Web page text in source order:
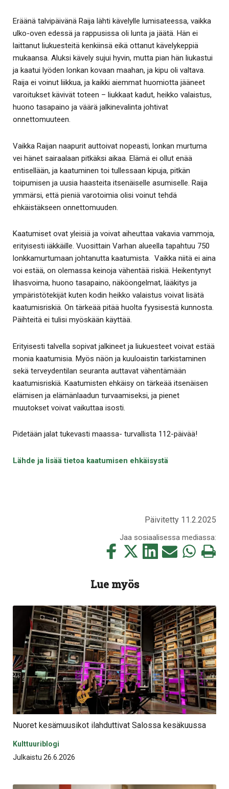
Eräänä talvipäivänä Raija lähti kävelylle lumisateessa, vaikka
ulko-oven edessä ja rappusissa oli lunta ja jäätä. Hän ei
laittanut liukuesteitä kenkiinsä eikä ottanut kävelykeppiä
mukaansa. Aluksi kävely sujui hyvin, mutta pian hän liukastui
ja kaatui lyöden lonkan kovaan maahan, ja kipu oli valtava.
Raija ei voinut liikkua, ja kaikki aiemmat huomiotta jääneet
varoitukset kävivät toteen – liukkaat kadut, heikko valaistus,
huono tasapaino ja väärä jalkinevalinta johtivat
onnettomuuteen.
Vaikka Raijan naapurit auttoivat nopeasti, lonkan murtuma
vei hänet sairaalaan pitkäksi aikaa. Elämä ei ollut enää
entisellään, ja kaatuminen toi tullessaan kipuja, pitkän
toipumisen ja uusia haasteita itsenäiselle asumiselle. Raija
ymmärsi, että pieniä varotoimia olisi voinut tehdä
ehkäistäkseen onnettomuuden.
Kaatumiset ovat yleisiä ja voivat aiheuttaa vakavia vammoja,
erityisesti iäkkäille. Vuosittain Varhan alueella tapahtuu 750
lonkkamurtumaan johtanutta kaatumista. Vaikka niitä ei aina
voi estää, on olemassa keinoja vähentää riskiä. Heikentynyt
lihasvoima, huono tasapaino, näköongelmat, lääkitys ja
ympäristötekijät kuten kodin heikko valaistus voivat lisätä
kaatumisriskiä. On tärkeää pitää huolta fyysisestä kunnosta.
Päihteitä ei tulisi myöskään käyttää.
Erityisesti talvella sopivat jalkineet ja liukuesteet voivat estää
monia kaatumisia. Myös näön ja kuuloaistin tarkistaminen
sekä terveydentilan seuranta auttavat vähentämään
kaatumisriskiä. Kaatumisten ehkäisy on tärkeää itsenäisen
elämisen ja elämänlaadun turvaamiseksi, ja pienet
muutokset voivat vaikuttaa isosti.
Pidetään jalat tukevasti maassa- turvallista 112-päivää!
Lähde ja lisää tietoa kaatumisen ehkäisystä
Päivitetty 11.2.2025
Jaa sosiaalisessa mediassa:
Jaa
tämä
Jaa
Jaa
tämä
Jaa
Jaa
Tulosta
Lue myös
Nuoret kesämuusikot ilahduttivat Salossa kesäkuussa
Kulttuuriblogi
Julkaistu 26.6.2026